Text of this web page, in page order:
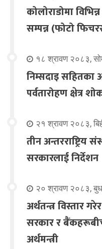
कोलोराडोमा
सम्पन्न (फोटो
१८ श्रावण २०८३,
निम्सदाइ सहितका
पर्वतारोहण क्षेत्र
२१ श्रावण २०८३,
तीन अन्तरराष्ट्रिय
सरकारलाई निर्देशन
२० श्रावण २०८३,
अर्थतन्त्र विस्तार
सरकार र
अर्थमन्त्री